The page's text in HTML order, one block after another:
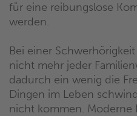
für eine reibungslose
werden.
Bei einer
nicht mehr jeder
dadurch ein wenig die
Dingen im Leben
nicht kommen. Moderne